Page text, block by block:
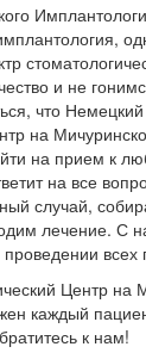
и не
что Немецкий
на
на прием к
на все
случай,
лечение. С
всех
Центр на
каждый
к нам!